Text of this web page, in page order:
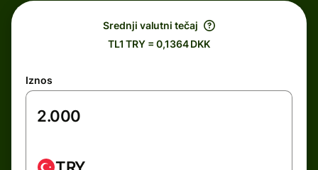
Srednji valutni tečaj
TL1 TRY = 0,1364 DKK
Iznos